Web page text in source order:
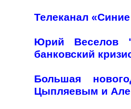
Телеканал
Юрий Веселов
банковский
Большая
Цыпляевым и